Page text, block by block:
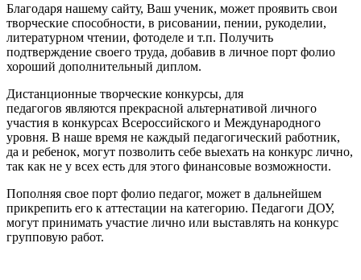
Благодаря нашему сайту, Ваш ученик, может проявить свои
творческие способности, в рисовании, пении, рукоделии,
литературном чтении, фотоделе и т.п. Получить
подтверждение своего труда, добавив в личное порт фолио
хороший дополнительный диплом.
Дистанционные творческие конкурсы, для
педагогов являются прекрасной альтернативой личного
участия в конкурсах Всероссийского и Международного
уровня. В наше время не каждый педагогический работник,
да и ребенок, могут позволить себе выехать на конкурс лично,
так как не у всех есть для этого финансовые возможности.
Пополняя свое порт фолио педагог, может в дальнейшем
прикрепить его к аттестации на категорию. Педагоги ДОУ,
могут принимать участие лично или выставлять на конкурс
групповую работ.